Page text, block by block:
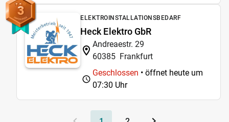
3 ELEKTROINSTALLATIONSBEDARF
Heck Elektro GbR
Andreaestr. 29
60385 Frankfurt
Geschlossen • öffnet heute um
07:30 Uhr